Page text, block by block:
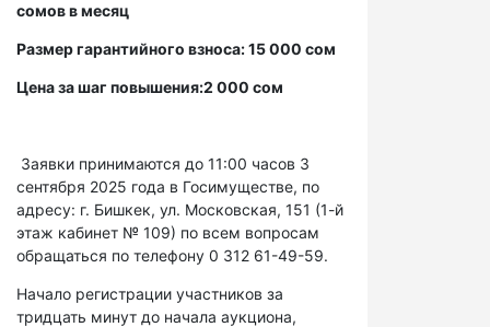
сомов в месяц
Размер гарантийного взноса: 15 000 сом
Цена за шаг повышения:2 000 сом
Заявки принимаются до 11:00 часов 3
сентября 2025 года в Госимуществе, по
адресу: г. Бишкек, ул. Московская, 151 (1-й
этаж кабинет № 109) по всем вопросам
обращаться по телефону 0 312 61-49-59.
Начало регистрации участников за
тридцать минут до начала аукциона,